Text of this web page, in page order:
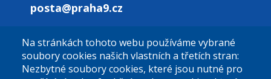
posta@praha9.cz
El. podatelna (bez el. podpisu):
podatelna@praha9.cz
Na stránkách tohoto webu používáme vybrané
soubory cookies našich vlastních a třetích stran:
Nezbytné soubory cookies, které jsou nutné pro